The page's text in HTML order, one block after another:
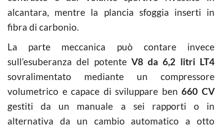
alcantara, mentre la plancia sfoggia inserti in
fibra di carbonio.
La parte meccanica può contare invece
sull’esuberanza del potente V8 da 6,2 litri LT4
sovralimentato mediante un compressore
volumetrico e capace di sviluppare ben660 CV
gestiti da un manuale a sei rapporti o in
alternativa da un cambio automatico a otto